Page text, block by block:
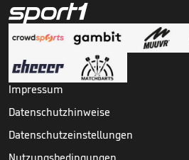
Impressum
Datenschutzhinweise
Datenschutzeinstellungen